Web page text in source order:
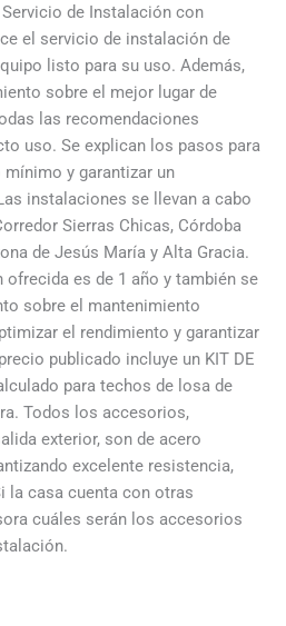
de Instalación con
el servicio de instalación de
listo para su uso. Además,
sobre el mejor lugar de
las recomendaciones
uso. Se explican los pasos para
y garantizar un
instalaciones se llevan a cabo
Sierras Chicas, Córdoba
de Jesús María y Alta Gracia.
ofrecida es de 1 año y también se
sobre el mantenimiento
el rendimiento y garantizar
publicado incluye un KIT DE
para techos de losa de
Todos los accesorios,
exterior, son de acero
excelente resistencia,
la casa cuenta con otras
cuáles serán los accesorios